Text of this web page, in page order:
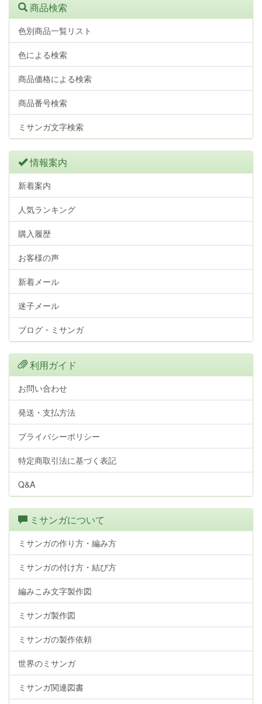
商品検索
色別商品一覧リスト
色による検索
商品価格による検索
商品番号検索
ミサンガ文字検索
情報案内
新着案内
人気ランキング
購入履歴
お客様の声
新着メール
迷子メール
ブログ・ミサンガ
利用ガイド
お問い合わせ
発送・支払方法
プライバシーポリシー
特定商取引法に基づく表記
Q&A
ミサンガについて
ミサンガの作り方・編み方
ミサンガの付け方・結び方
編みこみ文字製作図
ミサンガ製作図
ミサンガの製作依頼
世界のミサンガ
ミサンガ関連図書